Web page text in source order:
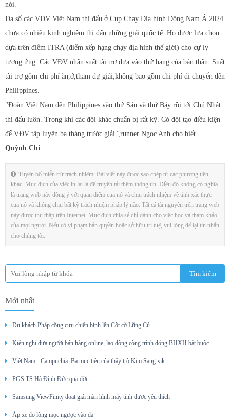
nói.
Đa số các VĐV Việt Nam thi đấu ở Cup Chạy Địa hình Đông Nam Á 2024
chưa có nhiều kinh nghiệm thi đấu những giải quốc tế. Họ được lựa chọn
dựa trên điểm ITRA (điểm xếp hạng chạy địa hình thế giới) cho cự ly
tương ứng. Các VĐV nhận suất tài trợ dựa vào thứ hạng của bản thân. Suất
tài trợ gồm chi phí ăn,ở,tham dự giải,không bao gồm chi phí di chuyển đến
Philippines.
"Đoàn Việt Nam đến Philippines vào thứ Sáu và thứ Bảy rồi tới Chủ Nhật
thi đấu luôn. Trong khi các đội khác chuẩn bị rất kỹ. Có đội tạo điều kiện
để VĐV tập luyện ba tháng trước giải",runner Ngọc Anh cho biết.
Quỳnh Chi
Tuyên bố miễn trừ trách nhiệm: Bài viết này được sao chép từ các phương tiện
khác. Mục đích của việc in lại là để truyền tải thêm thông tin. Điều đó không có nghĩa
là trang web này đồng ý với quan điểm của nó và chịu trách nhiệm về tính xác thực
của nó và không chịu bất kỳ trách nhiệm pháp lý nào. Tất cả tài nguyên trên trang web
này được thu thập trên Internet. Mục đích chia sẻ chỉ dành cho việc học và tham khảo
của mọi người. Nếu có vi phạm bản quyền hoặc sở hữu trí tuệ, vui lòng để lại tin nhắn
cho chúng tôi.
Mới nhất
Du khách Pháp cõng cựu chiến binh lên Cột cờ Lũng Cú
Kiến nghị đưa người bán hàng online, lao động công trình đóng BHXH bắt buộc
Việt Nam - Campuchia: Ba mục tiêu của thầy trò Kim Sang-sik
PGS.TS Hà Đình Đức qua đời
Samsung ViewFinity đoạt giải màn hình máy tính được yêu thích
Áp xe do lông mọc ngược vào da